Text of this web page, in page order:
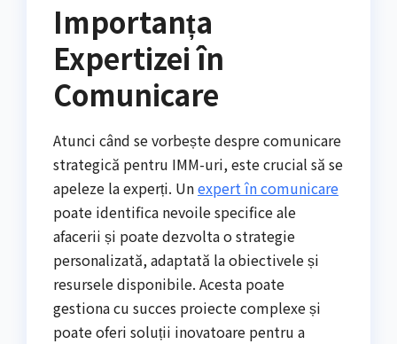
Importanța
Expertizei în
Comunicare
Atunci când se vorbește despre comunicare
strategică pentru IMM-uri, este crucial să se
apeleze la experți. Unexpert în comunicare
poate identifica nevoile specifice ale
afacerii și poate dezvolta o strategie
personalizată, adaptată la obiectivele și
resursele disponibile. Acesta poate
gestiona cu succes proiecte complexe și
poate oferi soluții inovatoare pentru a